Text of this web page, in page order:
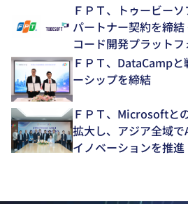
ＦＰＴ、トゥービー
パートナー契約を締
コード開発プラットフ
「NEXACRO」の技術
～
ＦＰＴ、DataCamp
ーシップを締結
ＦＰＴ、Microsoftと
拡大し、アジア全域
イノベーションを推進